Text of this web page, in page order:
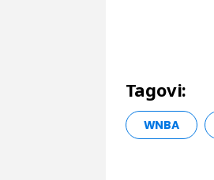
Tagovi:
WNBA